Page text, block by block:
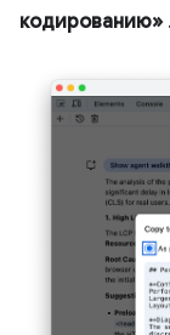
кодированию» .